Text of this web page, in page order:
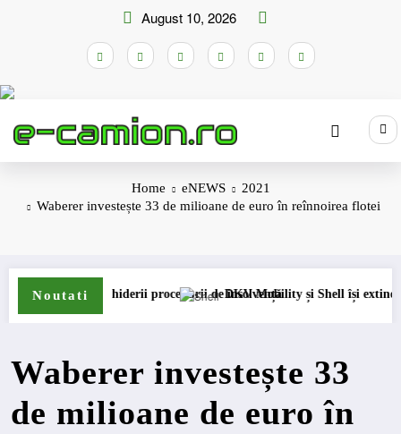
August 10, 2026
Home eNEWS
2021
Waberer investește 33 de milioane de euro în reînnoirea flotei
Noutati
deschiderii procedurii de insolvențăDKV Mobility și Shell își extind parteneriatul
Waberer investește 33
de milioane de euro în